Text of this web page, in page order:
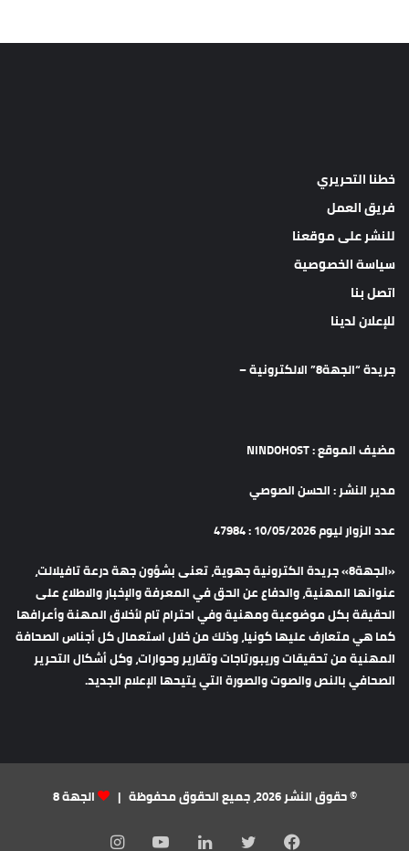
خطنا التحريري
فريق العمل
للنشر على موقعنا
سياسة الخصوصية
اتصل بنا
للإعلان لدينا
جريدة “الجهة8” الالكترونية –
مضيف الموقع : NINDOHOST
مدير النشر : الحسن الصوصي
عدد الزوار ليوم 10/05/2026 : 47984
«الجهة8» جريدة الكترونية جهوية، تعنى بشؤون جهة درعة تافيلالت،
عنوانها المهنية، والدفاع عن الحق في المعرفة والإخبار والاطلاع على
الحقيقة بكل موضوعية ومهنية وفي احترام تام لأخلاق المهنة وأعرافها
كما هي متعارف عليها كونيا، وذلك من خلال استعمال كل أجناس الصحافة
المهنية من تحقيقات وريبورتاجات وتقارير وحوارات، وكل أشكال التحرير
الصحافي بالنص والصوت والصورة التي يتيحها الإعلام الجديد.
© حقوق النشر 2026، جميع الحقوق محفوظة | الجهة 8